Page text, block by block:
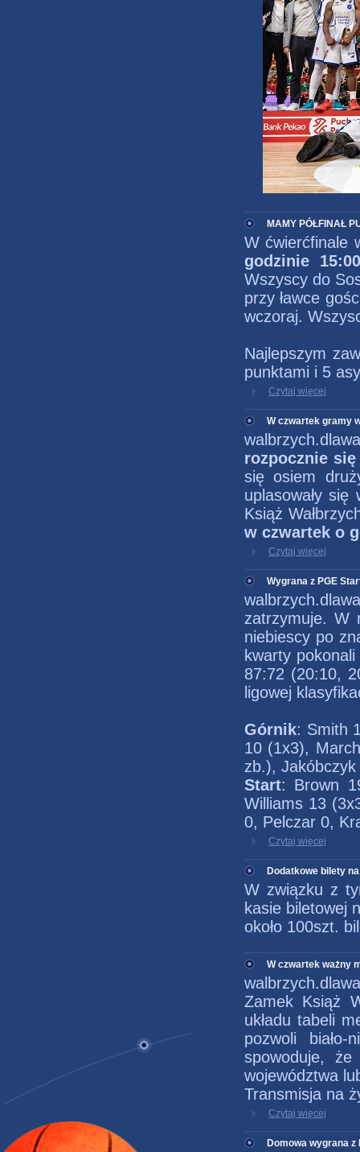
MAMY PÓŁFINAŁ
W ćwierćfinale
godzinie
Wszyscy do
przy ławce
wczoraj.
Najlepszym
punktami i 5
Czytaj więcej
W czwartek gramy
rozpocznie
się osiem
uplasowały
Książ
w czwartek o
Czytaj więcej
Wygrana z PGE
zatrzymuje. W
niebiescy po
kwarty
87:72 (20:10,
ligowej
Górnik: Smith
10 (1x3),
zb.),
Start: Brown
Williams 13
0, Pelczar 0,
Czytaj więcej
Dodatkowe bilety
W związku z
kasie biletowej
około 100szt.
W czwartek ważny
Zamek Książ
układu tabeli
pozwoli
spowoduje,
województwa
Transmisja na
Czytaj więcej
Domowa wygrana